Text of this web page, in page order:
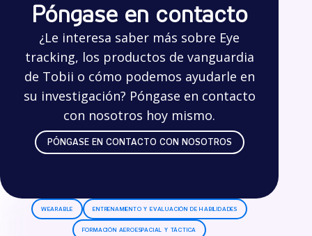
Póngase en contacto
¿Le interesa saber más sobre Eye
tracking, los productos de vanguardia
de Tobii o cómo podemos ayudarle en
su investigación? Póngase en contacto
con nosotros hoy mismo.
PÓNGASE EN CONTACTO CON NOSOTROS
WEARABLE ENTRENAMIENTO Y EVALUACIÓN DE HABILIDADES
FORMACIÓN AEROESPACIAL Y TÁCTICA